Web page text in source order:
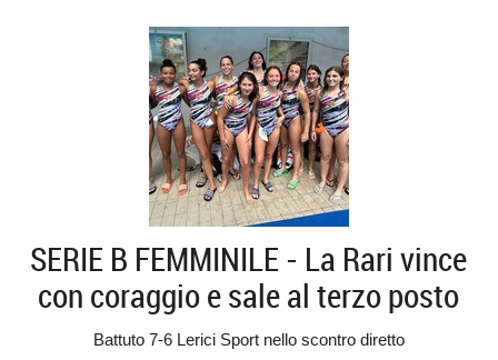
SERIE B FEMMINILE - La Rari vince
con coraggio e sale al terzo posto
Battuto 7-6 Lerici Sport nello scontro diretto